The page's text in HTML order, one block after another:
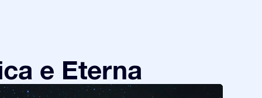
e Eterna